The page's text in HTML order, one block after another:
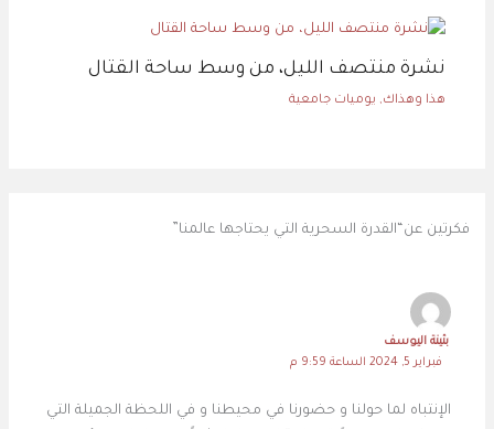
نشرة منتصف الليل، من وسط ساحة القتال
هذا وهذاك, يوميات جامعية
فكرتين عن“القدرة السحرية التي يحتاجها عالمنا”
بثينة اليوسف
فبراير 5, 2024 الساعة 9:59 م
الإنتباه لما حولنا و حضورنا في محيطنا و في اللحظة الجميلة التي